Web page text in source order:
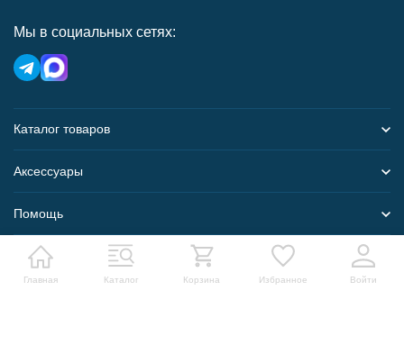
Главная Каталог Корзина Избранное Войти
Мы в социальных сетях:
Каталог товаров
Аксессуары
Помощь
Карта сайта